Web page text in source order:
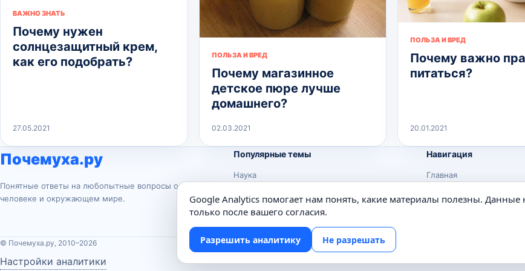
ВАЖНО ЗНАТЬ
Почему нужен
солнцезащитный крем,
как его подобрать?
27.05.2021
ПОЛЬЗА И ВРЕД
Почему магазинное
детское пюре лучше
домашнего?
02.03.2021
ПОЛЬЗА И ВРЕД
Почему важно
питаться?
20.01.2021
Почемуха.ру
Понятные ответы на любопытные вопросы о
человеке и окружающем мире.
Популярные темы
Наука
Животные
Техника
Навигация
Главная
© Почемуха.ру, 2010–2026
Настройки аналитики
Google Analytics помогает нам понять, какие материалы полезны. Данные
только после вашего согласия.
Разрешить аналитику Не разрешать